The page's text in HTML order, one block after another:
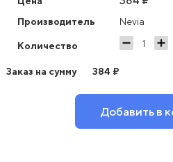
Производитель Nevia
Количество
Заказ на сумму 384 ₽
Добавить в